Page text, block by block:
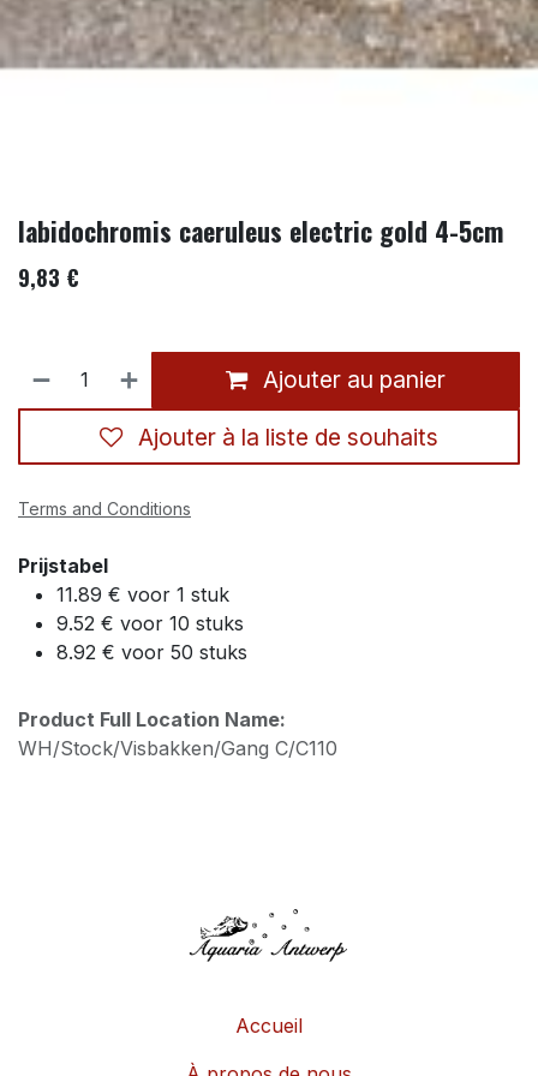
labidochromis caeruleus electric gold 4-5cm
9,83 €
Ajouter au panier
Ajouter à la liste de souhaits
Terms and Conditions
Prijstabel
11.89 € voor 1 stuk
9.52 € voor 10 stuks
8.92 € voor 50 stuks
Product Full Location Name:
WH/Stock/Visbakken/Gang C/C110
Accueil